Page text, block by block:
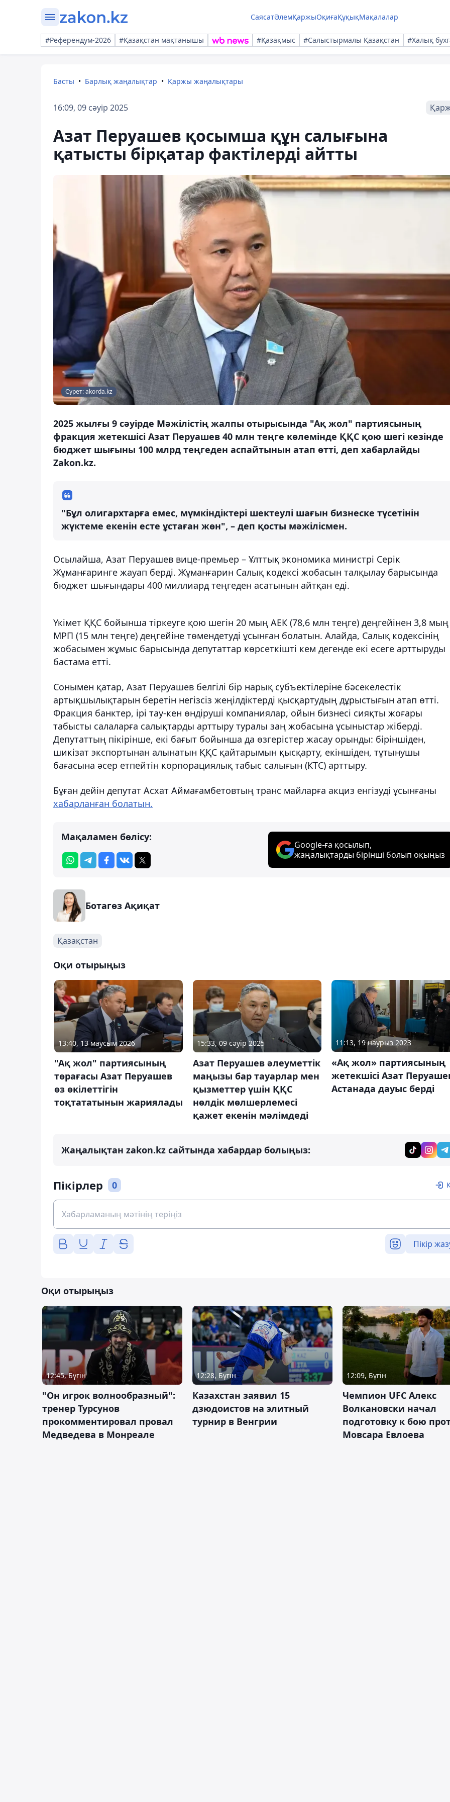
СаясатӘлемҚаржыОқиғаҚұқықМақалалар
#Референдум-2026 #Қазақстан мақтанышы #Қазақмыс #Салыстырмалы Қазақстан #Халық
Басты Барлық жаңалықтар Қаржы жаңалықтары
16:09, 09 сәуір 2025
Азат Перуашев қосымша құн салығына
қатысты бірқатар фактілерді айтты
Сурет: akorda.kz
2025 жылғы 9 сәуірде Мәжілістің жалпы отырысында "Ақ жол" партиясының
фракция жетекшісі Азат Перуашев 40 млн теңге көлемінде ҚҚС қою шегі кезінде
бюджет шығыны 100 млрд теңгеден аспайтынын атап өтті, деп хабарлайды
Zakon.kz.
"Бұл олигархтарға емес, мүмкіндіктері шектеулі шағын бизнеске түсетінін
жүктеме екенін есте ұстаған жөн", – деп қосты мәжілісмен.
Осылайша, Азат Перуашев вице-премьер – Ұлттық экономика министрі Серік
Жұманғаринге жауап берді. Жұманғарин Салық кодексі жобасын талқылау барысында
бюджет шығындары 400 миллиард теңгеден асатынын айтқан еді.
Үкімет ҚҚС бойынша тіркеуге қою шегін 20 мың АЕК (78,6 млн теңге) деңгейінен 3,8 мың
МРП (15 млн теңге) деңгейіне төмендетуді ұсынған болатын. Алайда, Салық кодексінің
жобасымен жұмыс барысында депутаттар көрсеткішті кем дегенде екі есеге арттыруды
бастама етті.
Сонымен қатар, Азат Перуашев белгілі бір нарық субъектілеріне бәсекелестік
артықшылықтарын беретін негізсіз жеңілдіктерді қысқартудың дұрыстығын атап өтті.
Фракция банктер, ірі тау-кен өндіруші компаниялар, ойын бизнесі сияқты жоғары
табысты салаларға салықтарды арттыру туралы заң жобасына ұсыныстар жіберді.
Депутаттың пікірінше, екі бағыт бойынша да өзгерістер жасау орынды: біріншіден,
шикізат экспортынан алынатын ҚҚС қайтарымын қысқарту, екіншіден, тұтынушы
бағасына әсер етпейтін корпорациялық табыс салығын (КТС) арттыру.
Бұған дейін депутат Асхат Аймағамбетовтың транс майларға акциз енгізуді ұсынғаны
хабарланған болатын.
Мақаламен бөлісу:
Google-ға қосылып,
жаңалықтарды бірінші болып оқыңыз
Ботагөз Ақиқат
Қазақстан
Оқи отырыңыз
13:40, 13 маусым 2026
"Ақ жол" партиясының
төрағасы Азат Перуашев
өз өкілеттігін
тоқтататынын жариялады
15:33, 09 сәуір 2025
Азат Перуашев әлеуметтік
маңызы бар тауарлар мен
қызметтер үшін ҚҚС
нөлдік мөлшерлемесі
қажет екенін мәлімдеді
11:13, 19 наурыз 2023
«Ақ жол» партиясының
жетекшісі Азат
Астанада дауыс берді
Жаңалықтан zakon.kz сайтында хабардар болыңыз:
Пікірлер 0
Пікір
Оқи отырыңыз
12:45, Бүгін
"Он игрок волнообразный":
тренер Турсунов
прокомментировал провал
Медведева в Монреале
12:28, Бүгін
Казахстан заявил 15
дзюдоистов на элитный
турнир в Венгрии
12:09, Бүгін
Чемпион UFC Алекс
Волкановски начал
подготовку к бою
Мовсара Евлоева